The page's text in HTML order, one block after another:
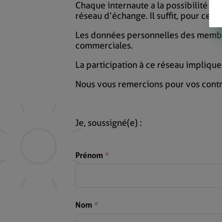
Chaque internaute a la possibilité
réseau d’échange. Il suffit, pour
Les données personnelles des
commerciales.
La participation à ce réseau
Nous vous remercions pour vos
Je, soussigné(e) :
Prénom *
Nom *